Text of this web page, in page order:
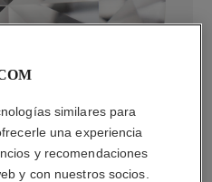
un total de 0,36 quilate
pieza pueden variar**
similares para
una experiencia
y recomendaciones
y con nuestros socios.